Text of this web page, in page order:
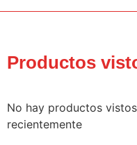
Productos
No hay productos vistos
recientemente